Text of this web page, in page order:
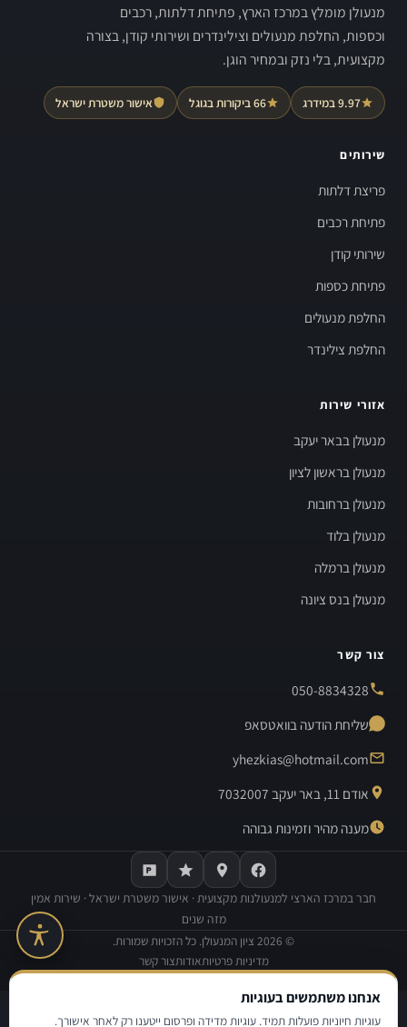
מנעולן מומלץ במרכז הארץ, פתיחת דלתות, רכבים
וכספות, החלפת מנעולים וצילינדרים ושירותי קודן, בצורה
מקצועית, בלי נזק ובמחיר הוגן.
9.97 במידרג 66 ביקורות בגוגל אישור משטרת ישראל
שירותים
פריצת דלתות
פתיחת רכבים
שירותי קודן
פתיחת כספות
החלפת מנעולים
החלפת צילינדר
אזורי שירות
מנעולן בבאר יעקב
מנעולן בראשון לציון
מנעולן ברחובות
מנעולן בלוד
מנעולן ברמלה
מנעולן בנס ציונה
צור קשר
050-8834328
שליחת הודעה בוואטסאפ
yhezkias@hotmail.com
אודם 11, באר יעקב 7032007
מענה מהיר וזמינות גבוהה
חבר במרכז הארצי למנעולנות מקצועית · אישור משטרת ישראל · שירות אמין
מזה שנים
©
2026 ציון המנעולן. כל הזכויות שמורות.
מדיניות פרטיותאודותצור קשר
מדיניות פרטיות | תנאי שימוש | הצהרת נגישות
אנחנו משתמשים בעוגיות
עוגיות חיוניות פועלות תמיד. עוגיות מדידה ופרסום ייטענו רק לאחר אישורך.